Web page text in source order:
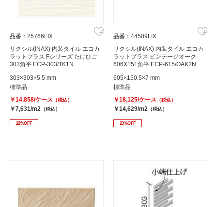
品番：25766LIX
リクシル(INAX) 内装タイル エコカ
ラットプラス Fシリーズ たけひご
303角平 ECP-303/TK1N
303×303×5.5 mm
標準品
￥14,858/ケース （税込）
￥7,631/m2 （税込）
22%OFF
品番：44509LIX
リクシル(INAX) 内装タイル エコカ
ラットプラス ビンテージオーク
606X151角平 ECP-615/OAK2N
605×150.5×7 mm
標準品
￥18,125/ケース （税込）
￥14,629/m2 （税込）
23%OFF